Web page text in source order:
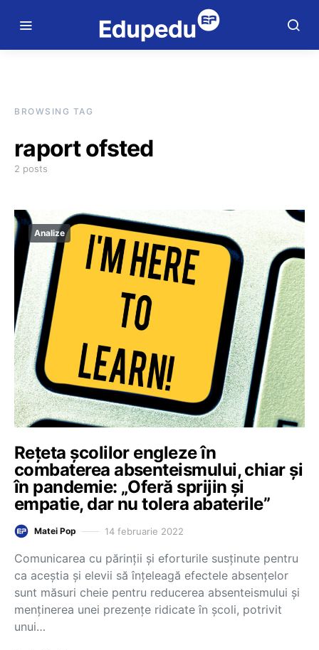
BROWSING TAG
raport ofsted
2 posts
Analize
Rețeta școlilor engleze în
combaterea absenteismului, chiar și
în pandemie: „Oferă sprijin și
empatie, dar nu tolera abaterile”
Matei Pop 14 februarie 2022
Comunicarea cu părinții și eforturile susținute pentru
ca aceștia și elevii să înțeleagă efectele absențelor
sunt măsuri cheie pentru reducerea absenteismului și
menținerea unei prezențe ridicate în școli, potrivit
unui…